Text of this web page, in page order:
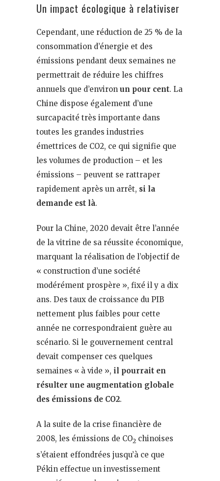
Un impact écologique à relativiser
Cependant, une réduction de 25 % de la
consommation d’énergie et des
émissions pendant deux semaines ne
permettrait de réduire les chiffres
annuels que d’environ un pour cent. La
Chine dispose également d’une
surcapacité très importante dans
toutes les grandes industries
émettrices de CO2, ce qui signifie que
les volumes de production – et les
émissions – peuvent se rattraper
rapidement après un arrêt, si la
demande est là.
Pour la Chine, 2020 devait être l’année
de la vitrine de sa réussite économique,
marquant la réalisation de l’objectif de
« construction d’une société
modérément prospère », fixé il y a dix
ans. Des taux de croissance du PIB
nettement plus faibles pour cette
année ne correspondraient guère au
scénario. Si le gouvernement central
devait compenser ces quelques
semaines « à vide », il pourrait en
résulter une augmentation globale
des émissions de CO2.
A la suite de la crise financière de
2008, les émissions de CO2 chinoises
s’étaient effondrées jusqu’à ce que
Pékin effectue un investissement